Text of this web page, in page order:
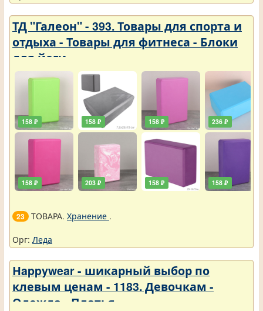
ТД "Галеон" - 393. Товары для спорта и
отдыха - Товары для фитнеса - Блоки
для йоги
158 ₽
158 ₽
158 ₽
203 ₽
158 ₽
158 ₽
236 ₽
158 ₽
23 ТОВАРА. Хранение .
Орг: Леда
Нappywear - шикарный выбор по
клевым ценам - 1183. Девочкам -
Одежда - Платья